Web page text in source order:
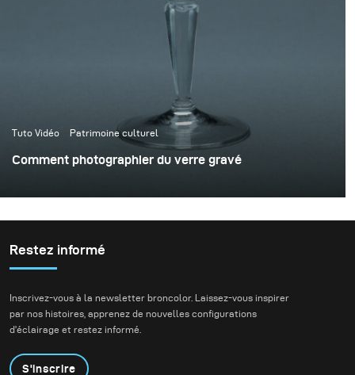
Tuto Vidéo Patrimoine culturel
Comment photographier du verre gravé
Restez informé
Inscrivez-vous à la newsletter broncolor. Laissez-vous inspirer
par nos histoires, apprenez de nouvelles configurations
d'éclairage et restez informé.
S'inscrire